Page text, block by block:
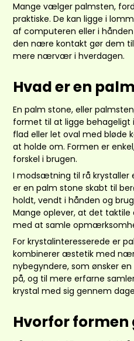
Mange vælger palmsten,
praktiske. De kan ligge i
af computeren eller i
den nære kontakt gør dem
mere nærvær i hverdagen.
Hvad er en
En palm stone, eller
formet til at ligge behageligt
flad eller let oval med bløde
at holde om. Formen er
forskel i brugen.
I modsætning til rå krystaller
er en palm stone skabt til
holdt, vendt i hånden og
Mange oplever, at det
med at samle
For krystalinteresserede er
kombinerer æstetik med nær
nybegyndere, som ønsker
på, og til mere erfarne
krystal med sig gennem
Hvorfor formen